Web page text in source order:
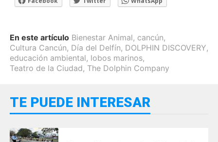
En este artículo Bienestar Animal, cancún,
Cultura Cancún, Día del Delfín, DOLPHIN DISCOVERY,
educación ambiental, lobos marinos,
Teatro de la Ciudad, The Dolphin Company
TE PUEDE INTERESAR